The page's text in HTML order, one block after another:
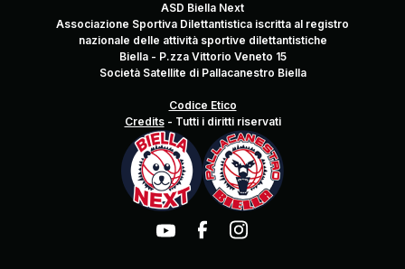
ASD Biella Next
Associazione Sportiva Dilettantistica iscritta al registro
nazionale delle attività sportive dilettantistiche
Biella - P.zza Vittorio Veneto 15
Società Satellite di Pallacanestro Biella
Codice Etico
Credits- Tutti i diritti riservati